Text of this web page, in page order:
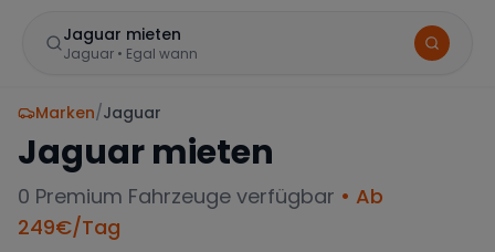
Jaguar mieten
Jaguar • Egal wann
Marken/Jaguar
Jaguarmieten
0 Premium Fahrzeuge verfügbar • Ab
249€/Tag